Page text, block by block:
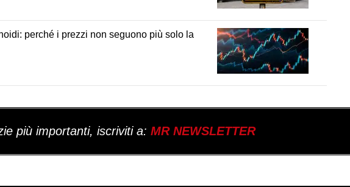
perché i prezzi non seguono più solo la
più importanti, iscriviti a: MR NEWSLETTER